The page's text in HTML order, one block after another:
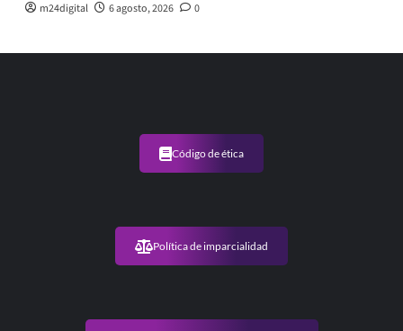
m24digital 6 agosto, 2026 0
Código de ética
Política de imparcialidad